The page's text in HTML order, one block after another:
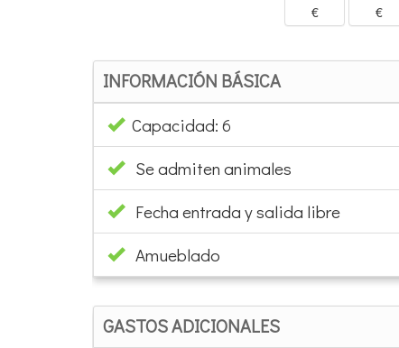
€
€
INFORMACIÓN BÁSICA
Capacidad: 6
Se admiten animales
Fecha entrada y salida libre
Amueblado
GASTOS ADICIONALES